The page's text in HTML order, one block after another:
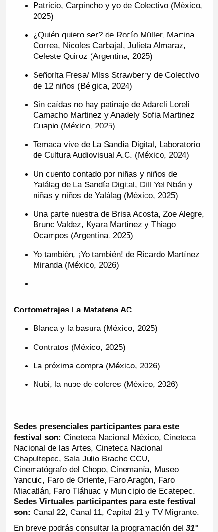
Patricio, Carpincho y yo de Colectivo (México,
2025)
¿Quién quiero ser? de Rocío Müller, Martina
Correa, Nicoles Carbajal, Julieta Almaraz,
Celeste Quiroz (Argentina, 2025)
Señorita Fresa/ Miss Strawberry de Colectivo
de 12 niños (Bélgica, 2024)
Sin caídas no hay patinaje de Adareli Loreli
Camacho Martinez y Anadely Sofia Martinez
Cuapio (México, 2025)
Temaca vive de La Sandía Digital, Laboratorio
de Cultura Audiovisual A.C. (México, 2024)
Un cuento contado por niñas y niños de
Yalálag de La Sandía Digital, Dill Yel Nbán y
niñas y niños de Yalálag (México, 2025)
Una parte nuestra de Brisa Acosta, Zoe Alegre,
Bruno Valdez, Kyara Martínez y Thiago
Ocampos (Argentina, 2025)
Yo también, ¡Yo también! de Ricardo Martínez
Miranda (México, 2026)
Cortometrajes La Matatena AC
Blanca y la basura (México, 2025)
Contratos (México, 2025)
La próxima compra (México, 2026)
Nubi, la nube de colores (México, 2026)
Sedes presenciales participantes para este
festival son: Cineteca Nacional México, Cineteca
Nacional de las Artes, Cineteca Nacional
Chapultepec, Sala Julio Bracho CCU,
Cinematógrafo del Chopo, Cinemanía, Museo
Yancuic, Faro de Oriente, Faro Aragón, Faro
Miacatlán, Faro Tláhuac y Municipio de Ecatepec.
Sedes Virtuales participantes para este festival
son: Canal 22, Canal 11, Capital 21 y TV Migrante.
En breve podrás consultar la programación del 31°